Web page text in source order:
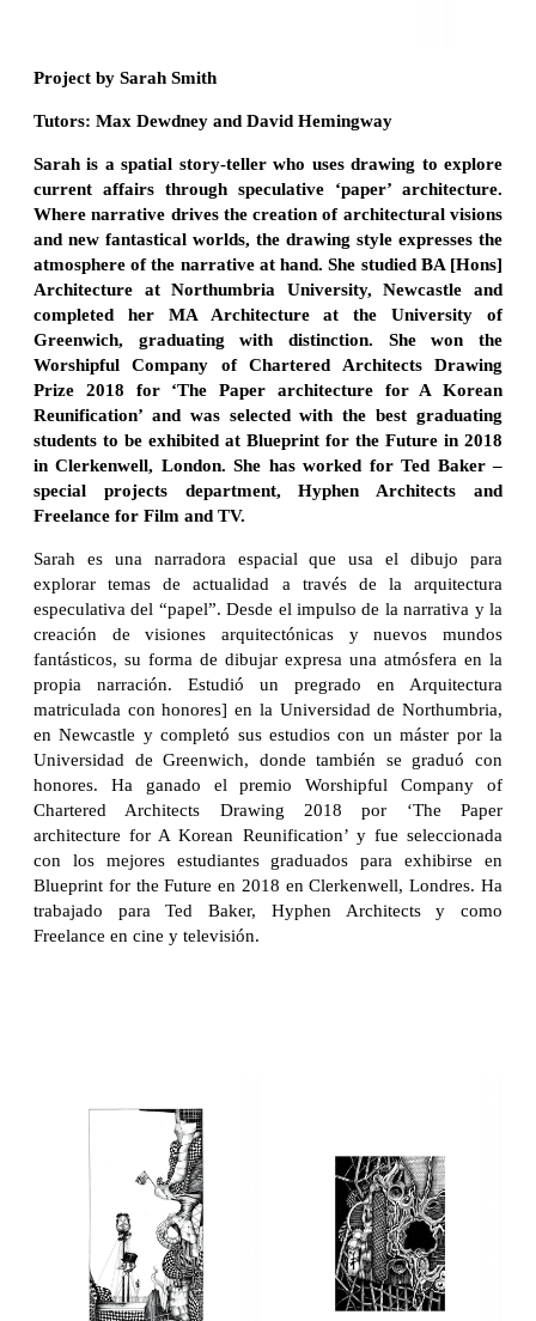
Project by Sarah Smith
Tutors: Max Dewdney and David Hemingway
Sarah is a spatial story-teller who uses drawing to explore
current affairs through speculative ‘paper’ architecture.
Where narrative drives the creation of architectural visions
and new fantastical worlds, the drawing style expresses the
atmosphere of the narrative at hand. She studied BA [Hons]
Architecture at Northumbria University, Newcastle and
completed her MA Architecture at the University of
Greenwich, graduating with distinction. She won the
Worshipful Company of Chartered Architects Drawing
Prize 2018 for ‘The Paper architecture for A Korean
Reunification’ and was selected with the best graduating
students to be exhibited at Blueprint for the Future in 2018
in Clerkenwell, London. She has worked for Ted Baker –
special projects department, Hyphen Architects and
Freelance for Film and TV.
Sarah es una narradora espacial que usa el dibujo para
explorar temas de actualidad a través de la arquitectura
especulativa del “papel”. Desde el impulso de la narrativa y la
creación de visiones arquitectónicas y nuevos mundos
fantásticos, su forma de dibujar expresa una atmósfera en la
propia narración. Estudió un pregrado en Arquitectura
matriculada con honores] en la Universidad de Northumbria,
en Newcastle y completó sus estudios con un máster por la
Universidad de Greenwich, donde también se graduó con
honores. Ha ganado el premio Worshipful Company of
Chartered Architects Drawing 2018 por ‘The Paper
architecture for A Korean Reunification’ y fue seleccionada
con los mejores estudiantes graduados para exhibirse en
Blueprint for the Future en 2018 en Clerkenwell, Londres. Ha
trabajado para Ted Baker, Hyphen Architects y como
Freelance en cine y televisión.